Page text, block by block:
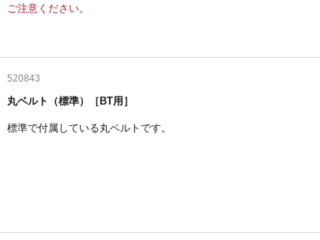
ご注意ください。
520843
丸ベルト（標準）［BT用］
標準で付属している丸ベルトです。